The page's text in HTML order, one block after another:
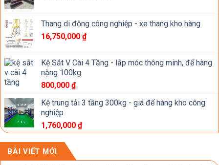
Thang di động công nghiệp - xe thang kho hàng
16,750,000 ₫
Kệ Sắt V Cài 4 Tầng - lắp móc thông minh, để hàng
nặng 100kg
800,000 ₫
Kệ trung tải 3 tầng 300kg - giá để hàng kho công
nghiệp
1,760,000 ₫
BÀI VIẾT MỚI